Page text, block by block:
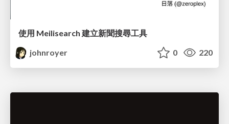
使用 Meilisearch 建立新聞搜尋工具
johnroyer
0 220